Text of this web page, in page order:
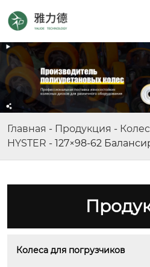
Главная - Продукция -
HYSTER - 127×98-62
Колеса для погрузчиков